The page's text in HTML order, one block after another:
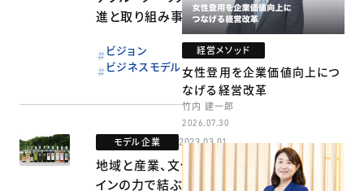
進と取り組み事例
ビジョン
ビジネスモデル
モデル企業 2023.03.01
地域と産業、文化をワ
インの力で結ぶ東北の
経営メソッド
女性登用を企業価値向上につ
なげる経営改革
竹内 建一郎
2026.07.30